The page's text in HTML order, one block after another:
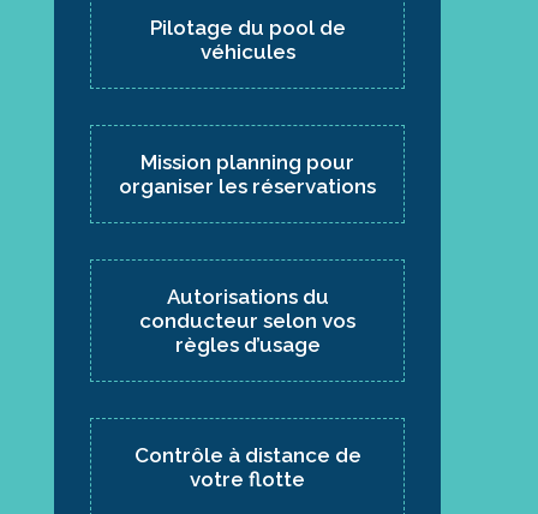
Pilotage du pool de
véhicules
Mission planning pour
organiser les réservations
Autorisations du
conducteur selon vos
règles d’usage
Contrôle à distance de
votre flotte